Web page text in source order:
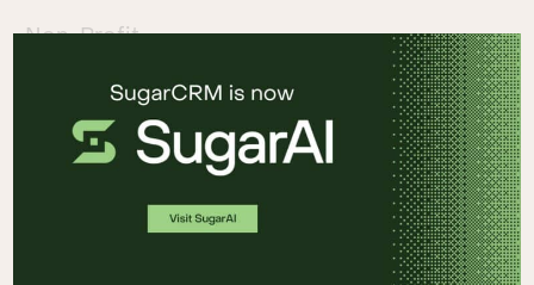
Non-Profit
Öffentlicher Sektor
Pharmaindustrie
Professionelle Dienstleistungen